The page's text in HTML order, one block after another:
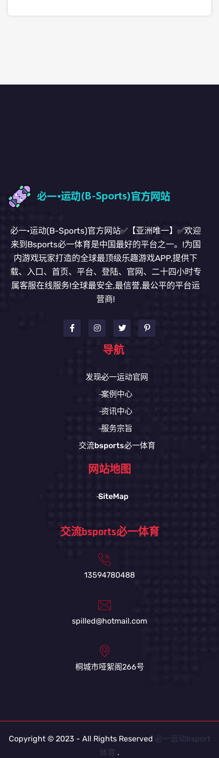
必一·运动(B-Sports)官方网站✅【亚洲唯一】✅欢迎
来到Bsports必一体育是中国最好的平台之一。!为国
内游戏玩家打造的全球最顶级乐趣游戏APP,提供下
载、入口、首页、平台、登陆、官网、二十四小时专
属客服在线服务!全球最安全,最信誉,最公平的平台运
营商!
导航
发现必一运动官网
案例中心
资讯中心
服务宗旨
交流bsports必一体育
网站地图
SiteMap
交流bsports必一体育
13594780488
spilled@hotmail.com
桐城市哑絮阁266号
Copyright © 2023 - All Rights Reserved 必一运动bsport
体育 .